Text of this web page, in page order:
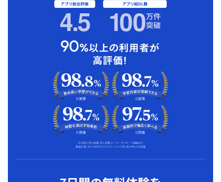
アプリ総合評価
4.5 アプリ総DL数
100万件
突破